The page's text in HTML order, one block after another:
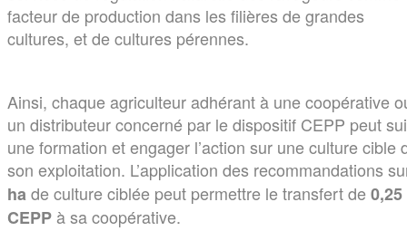
facteur de production dans les filières de grandes
cultures, et de cultures pérennes.
Ainsi, chaque agriculteur adhérant à une coopérative
un distributeur concerné par le dispositif CEPP peut
une formation et engager l’action sur une culture cible
son exploitation. L’application des recommandations
hade culture ciblée peut permettre le transfert de0,25
CEPPà sa coopérative.